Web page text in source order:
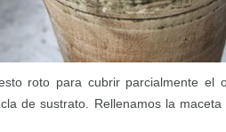
roto para cubrir parcialmente el
de sustrato. Rellenamos la